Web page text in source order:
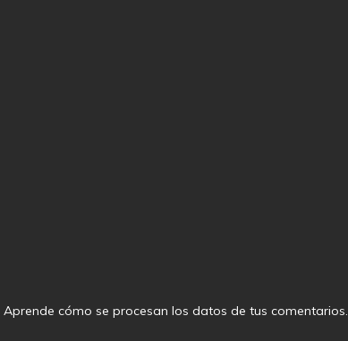
Aprende cómo se procesan los datos de tus comentarios.